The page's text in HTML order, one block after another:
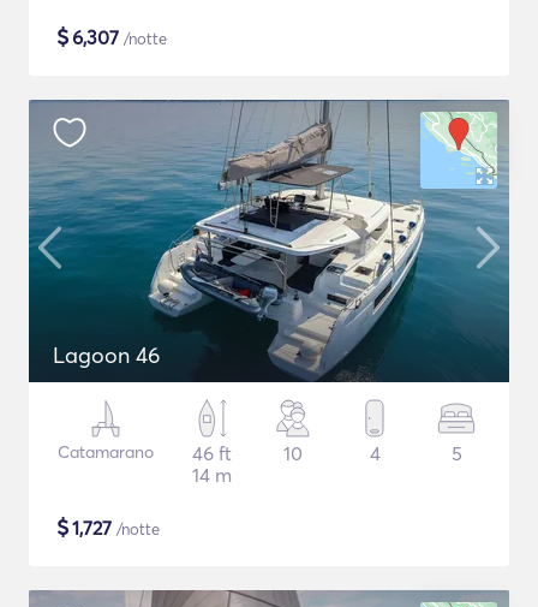
$6,307 /notte
Lagoon 46
Catamarano
46 ft
14 m
10 4 5
$1,727 /notte